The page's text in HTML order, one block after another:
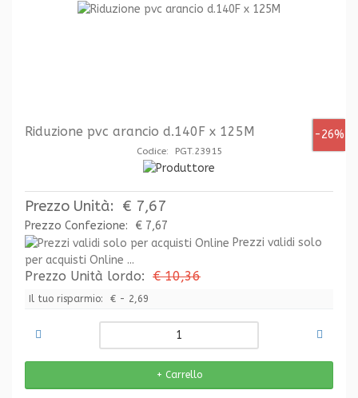
-26%
Riduzione pvc arancio d.140F x 125M
Codice: PGT.23915
Prezzo Unità: € 7,67
Prezzo Confezione:
€ 7,67
Prezzi validi solo
per acquisti Online ...
Prezzo Unità lordo: € 10,36
Il tuo risparmio: € - 2,69